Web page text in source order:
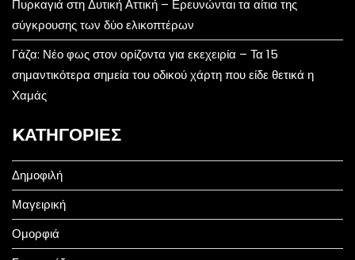
Πυρκαγιά στη Δυτική Αττική – Ερευνώνται τα αίτια της
σύγκρουσης των δύο ελικοπτέρων
Γάζα: Νέο φως στον ορίζοντα για εκεχειρία – Τα 15
σημαντικότερα σημεία του οδικού χάρτη που είδε θετικά η
Χαμάς
KΑΤΗΓΟΡΊΕΣ
Δημοφιλή
Μαγειρική
Ομορφιά